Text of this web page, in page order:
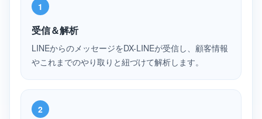
1
受信＆解析
LINEからのメッセージをDX-LINEが受信し、顧客情報
やこれまでのやり取りと紐づけて解析します。
2